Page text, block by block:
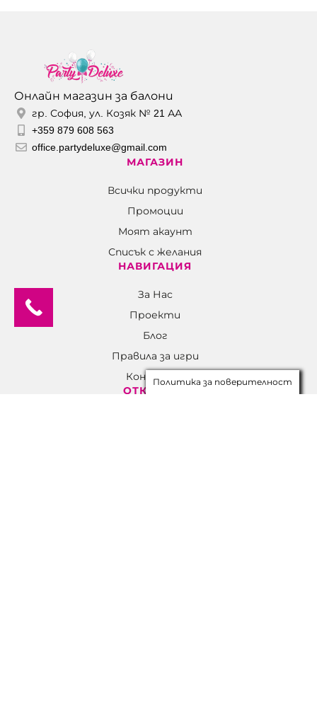
Онлайн магазин за балони
гр. София, ул. Козяк № 21 АА
+359 879 608 563
office.partydeluxe@gmail.com
МАГАЗИН
Всички продукти
Промоции
Моят акаунт
Списък с желания
НАВИГАЦИЯ
За Нас
Проекти
Блог
Правила за игри
Контакти
ОТКРИЙТЕ
Политика за поверителност